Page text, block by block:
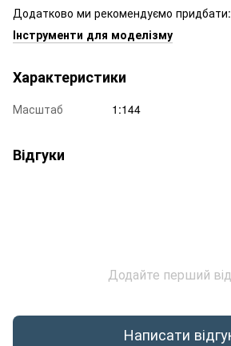
Додатково ми рекомендуємо придбати:
Інструменти для моделізму
Характеристики
Масштаб 1:144
Відгуки
Додайте перший
Написати